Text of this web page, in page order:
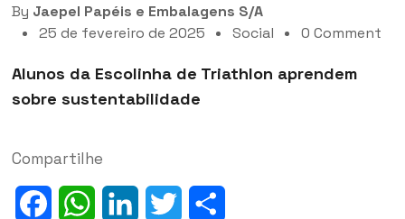
By Jaepel Papéis e Embalagens S/A
25 de fevereiro de 2025
Social 0 Comment
Alunos da Escolinha de Triathlon aprendem
sobre sustentabilidade
Compartilhe
FacebookWhatsAppLinkedIn Twitter